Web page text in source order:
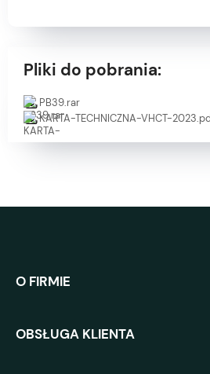
Pliki do pobrania:
PB39.rar
KARTA-TECHNICZNA-VHCT-
O FIRMIE
OBSŁUGA KLIENTA